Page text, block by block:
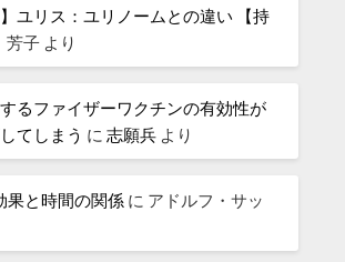
】ユリス：ユリノームとの違い 【持
子 より
るファイザーワクチンの有効性が
てしまう に志願兵 より
果と時間の関係 に アドルフ・サッ